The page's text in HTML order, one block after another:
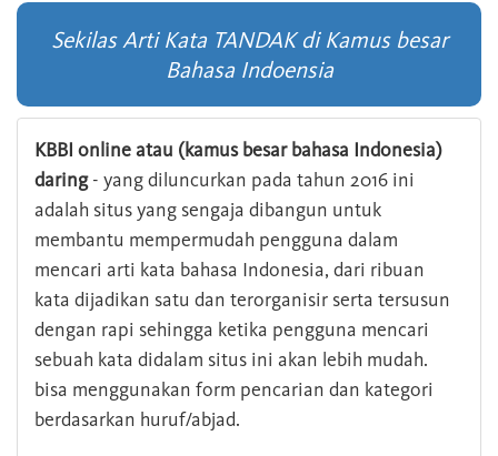
Sekilas Arti Kata TANDAK di Kamus besar
Bahasa Indoensia
KBBI online atau (kamus besar bahasa Indonesia)
daring- yang diluncurkan pada tahun 2016 ini
adalah situs yang sengaja dibangun untuk
membantu mempermudah pengguna dalam
mencari arti kata bahasa Indonesia, dari ribuan
kata dijadikan satu dan terorganisir serta tersusun
dengan rapi sehingga ketika pengguna mencari
sebuah kata didalam situs ini akan lebih mudah.
bisa menggunakan form pencarian dan kategori
berdasarkan huruf/abjad.